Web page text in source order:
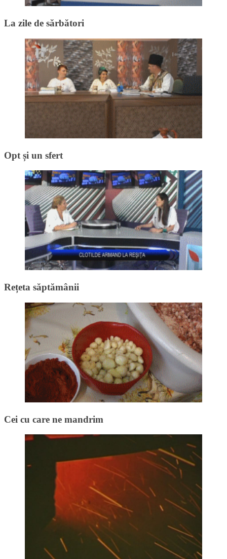
La zile de sărbători
Opt și un sfert
Rețeta săptămânii
Cei cu care ne mandrim